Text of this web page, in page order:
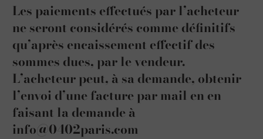
Les paiements effectués par l’acheteur
ne seront considérés comme définitifs
qu’après encaissement effectif des
sommes dues, par le vendeur.
L’acheteur peut, à sa demande, obtenir
l’envoi d’une facture par mail en en
faisant la demande à
info@0402paris.com